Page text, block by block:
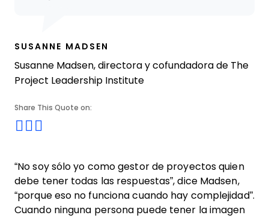
Share This Quote on:
Share on Twitter
Share on LinkedIn
SUSANNE MADSEN
Susanne Madsen, directora y cofundadora de The
Project Leadership Institute
“No soy sólo yo como gestor de proyectos quien
debe tener todas las respuestas”, dice Madsen,
“porque eso no funciona cuando hay complejidad”.
Cuando ninguna persona puede tener la imagen